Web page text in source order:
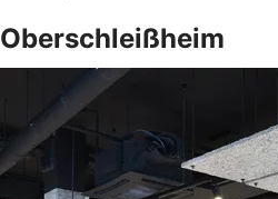
Oberschleißheim